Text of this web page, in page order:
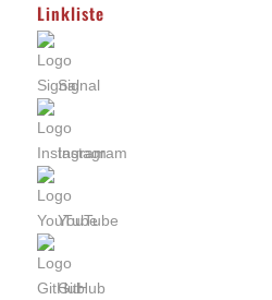
Linkliste
Signal
Instagram
YouTube
GitHub